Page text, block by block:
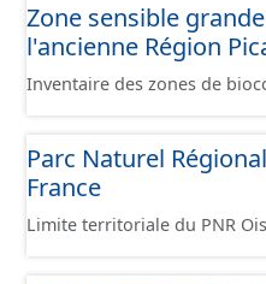
ou végétales protégées au
L.411-2 du Code de
Zone sensible
l'ancienne Région
Inventaire des zones de
Parc Naturel
France
Limite territoriale du PNR